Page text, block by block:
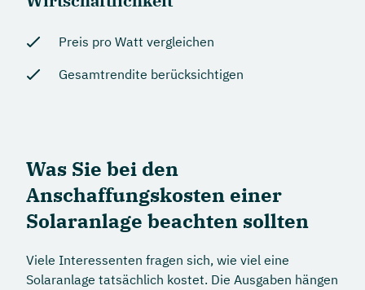
Preis pro Watt vergleichen
Gesamtrendite berücksichtigen
Was Sie bei den
Anschaffungskosten einer
Solaranlage beachten sollten
Viele Interessenten fragen sich, wie viel eine
Solaranlage tatsächlich kostet. Die Ausgaben hängen